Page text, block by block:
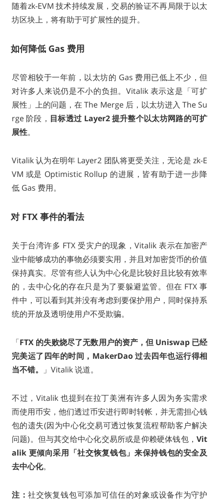
随着zk-EVM 技术持续发展，交易的验证不再局限于以太
坊区块上，将有助于可扩展性的提升。
如何降低 Gas 费用
尽管相较于一年前，以太坊的 Gas 费用已低上不少，但
对许多人来说仍是不小的负担。Vitalik 表示这是「可扩
展性」上的问题，在 The Merge 后，以太坊进入 The Su
rge 阶段， 目标透过 Layer2 提升整个以太坊网路的可扩
展性。
Vitalik 认为在明年 Layer2 团队将更受关注，无论是 zk-E
VM 或是 Optimistic Rollup 的进展，皆有助于进一步降
低 Gas 费用。
对 FTX 事件的看法
关于台湾许多 FTX 受灾户的现象，Vitalik 表示在加密产
业中能够成功的事物必须要实用，并且对加密货币的价值
保持真实。尽管有些人认为中心化是比较好且比较有效率
的，去中心化的存在只是为了要躲避监管。但在 FTX 事
件中，可以看到其并没有考虑到要保护用户，同时保持系
统的开放及透明使用户不受欺骗。
「FTX 的失败烧尽了无数用户的资产，但 Uniswap 已经
完美运了四年的时间，MakerDao 过去四年也运行得相
当不错。
」Vitalik 说道。
不过，Vitalik 也提到在拉丁美洲有许多人因为务实需求
而使用币安，他们透过币安进行即时转帐，并无需担心钱
包的遗失(因为中心化交易可透过恢复流程帮助客户解决
问题)。但与其交给中心化交易所或是仰赖硬体钱包，Vit
alik 更倾向采用「社交恢复钱包」来保持钱包的安全及
去中心化。
注：社交恢复钱包可添加可信任的对象或设备作为守护